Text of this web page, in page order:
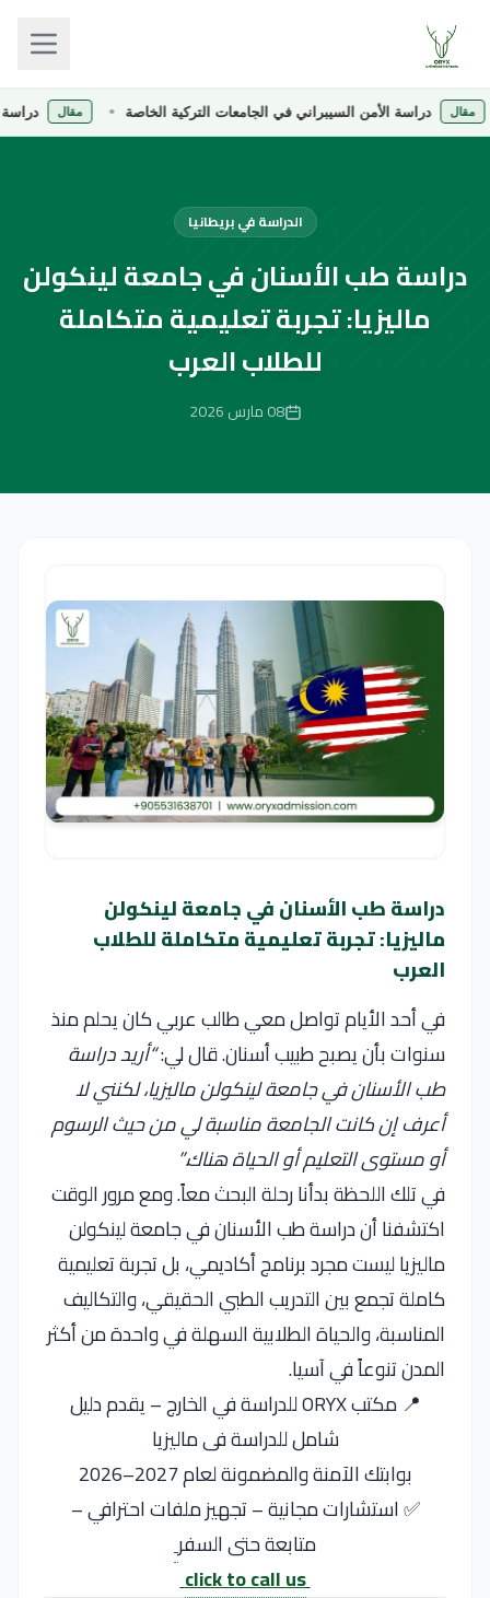
دراسة الأمن السيبراني في الجامعات التركية الخاصة مقال دراسة
الدراسة في بريطانيا
دراسة طب الأسنان في جامعة لينكولن
ماليزيا: تجربة تعليمية متكاملة
للطلاب العرب
08 مارس 2026
دراسة طب الأسنان في جامعة لينكولن
ماليزيا: تجربة تعليمية متكاملة للطلاب
العرب
في أحد الأيام تواصل معي طالب عربي كان يحلم منذ
سنوات بأن يصبح طبيب أسنان. قال لي:“أريد دراسة
طب الأسنان في جامعة لينكولن ماليزيا، لكنني لا
أعرف إن كانت الجامعة مناسبة لي من حيث الرسوم
أو مستوى التعليم أو الحياة هناك.”
في تلك اللحظة بدأنا رحلة البحث معاً. ومع مرور الوقت
اكتشفنا أن دراسة طب الأسنان في جامعة لينكولن
ماليزيا ليست مجرد برنامج أكاديمي، بل تجربة تعليمية
كاملة تجمع بين التدريب الطبي الحقيقي، والتكاليف
المناسبة، والحياة الطلابية السهلة في واحدة من أكثر
المدن تنوعاً في آسيا.
📍 مكتب ORYX للدراسة في الخارج – يقدم دليل
شامل للدراسة فى ماليزيا
بوابتك الآمنة والمضمونة لعام 2027–2026
✅ استشارات مجانية – تجهيز ملفات احترافي –
متابعة حتى السفر
click to call us